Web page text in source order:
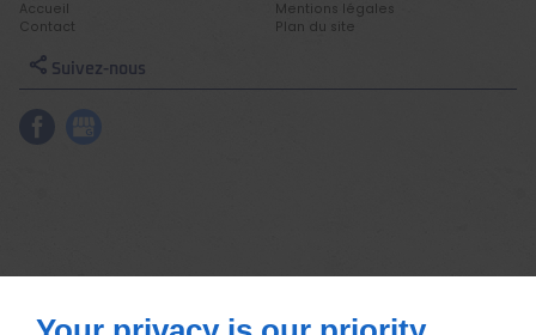
Accueil
Contact
Mentions légales
Plan du site
Suivez-nous